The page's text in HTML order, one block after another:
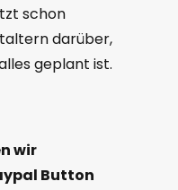
schon
darüber,
geplant ist.
wir
Button